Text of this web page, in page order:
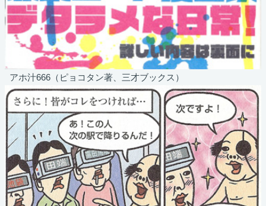
アホ汁666（ピョコタン著、三才ブックス）